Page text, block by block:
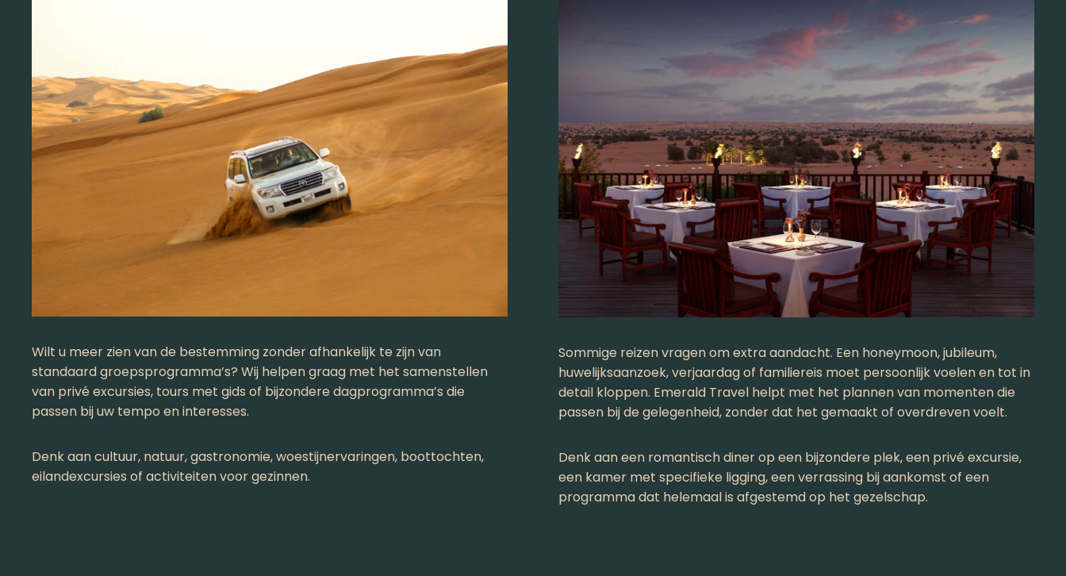
Wilt u meer zien van de bestemming zonder afhankelijk te zijn van
standaard groepsprogramma’s? Wij helpen graag met het samenstellen
van privé excursies, tours met gids of bijzondere dagprogramma’s die
passen bij uw tempo en interesses.
Denk aan cultuur, natuur, gastronomie, woestijnervaringen, boottochten,
eilandexcursies of activiteiten voor gezinnen.
Sommige reizen vragen om extra aandacht. Een honeymoon, jubileum,
huwelijksaanzoek, verjaardag of familiereis moet persoonlijk voelen en tot in
detail kloppen. Emerald Travel helpt met het plannen van momenten die
passen bij de gelegenheid, zonder dat het gemaakt of overdreven voelt.
Denk aan een romantisch diner op een bijzondere plek, een privé excursie,
een kamer met specifieke ligging, een verrassing bij aankomst of een
programma dat helemaal is afgestemd op het gezelschap.